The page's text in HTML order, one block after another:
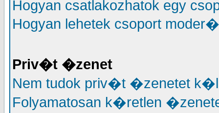
Hogyan csatlakozhatok egy
Hogyan lehetek csoport
Priv�t �zenet
Nem tudok priv�t �zenetet
Folyamatosan k�retlen